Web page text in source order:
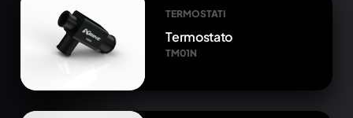
TERMOSTATI
Termostato
TM01N